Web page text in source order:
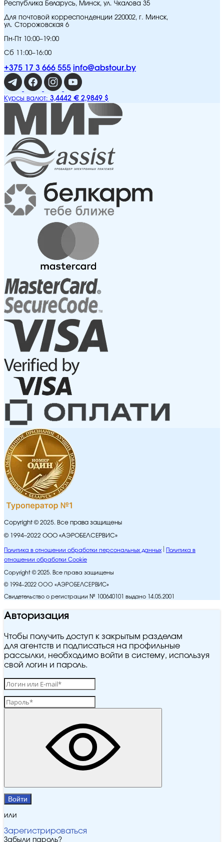
Республика Беларусь, Минск, ул. Чкалова 35
Для почтовой корреспонденции 220002, г. Минск,
ул. Сторожовская 6
Пн-Пт 10:00–19:00
Сб 11:00–16:00
+375 17 3 666 555 info@abstour.by
Курсы валют: 3,4442 € 2,9849 $
Copyright © 2025. Все права защищены
© 1994–2022 ООО «АЭРОБЕЛСЕРВИС»
Политика в отношении обработки персональных данных
Политика в
отношении обработки Cookie
Copyright © 2025. Все права защищены
© 1994–2022 ООО «АЭРОБЕЛСЕРВИС»
Свидетельство о регистрации № 100640101 выдано 14.05.2001
Авторизация
Чтобы получить доступ к закрытым разделам
для агентств и подписаться на профильные
рассылки, необходимо войти в систему, используя
свой логин и пароль.
Войти
или
Зарегистрироваться
Забыли пароль?